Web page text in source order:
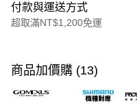
付款與運送方式
超取滿NT$1,200免運
信用卡一次付款
信用卡分期付款
商品加價購 (13)